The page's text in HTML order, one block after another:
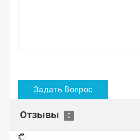
Отзывы